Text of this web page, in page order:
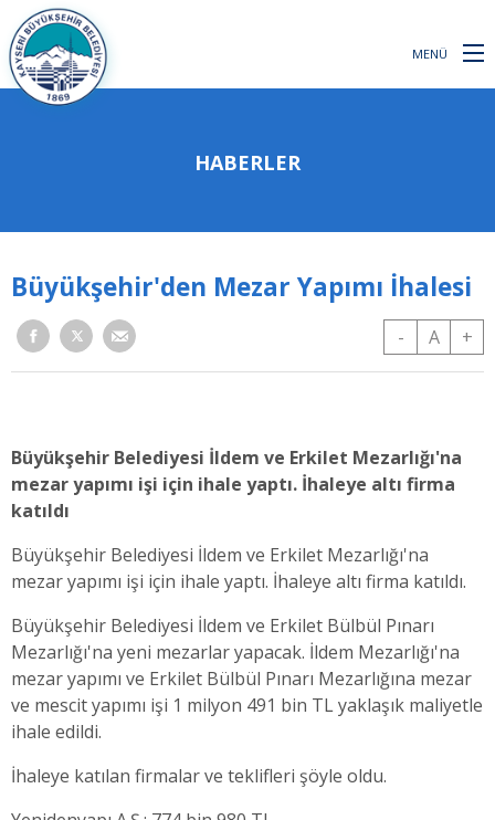
MENÜ
HABERLER
Büyükşehir'den Mezar Yapımı İhalesi
- A +
Büyükşehir Belediyesi İldem ve Erkilet Mezarlığı'na
mezar yapımı işi için ihale yaptı. İhaleye altı firma
katıldı
Büyükşehir Belediyesi İldem ve Erkilet Mezarlığı'na
mezar yapımı işi için ihale yaptı. İhaleye altı firma katıldı.
Büyükşehir Belediyesi İldem ve Erkilet Bülbül Pınarı
Mezarlığı'na yeni mezarlar yapacak. İldem Mezarlığı'na
mezar yapımı ve Erkilet Bülbül Pınarı Mezarlığına mezar
ve mescit yapımı işi 1 milyon 491 bin TL yaklaşık maliyetle
ihale edildi.
İhaleye katılan firmalar ve teklifleri şöyle oldu.